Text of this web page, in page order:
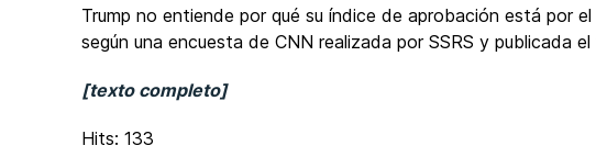
Trump no entiende por qué su índice de aprobación está por
según una encuesta de CNN realizada por SSRS y publicada el
[texto completo]
Hits: 133